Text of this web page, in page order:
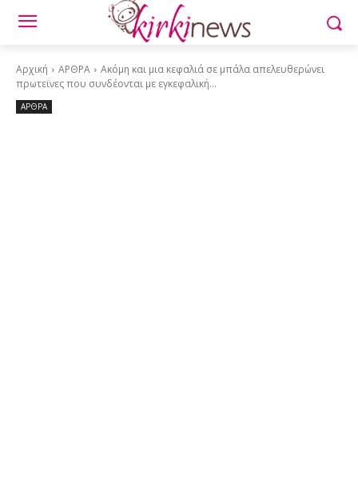
Αρχική ΑΡΘΡΑ
Ακόμη και μια κεφαλιά σε μπάλα απελευθερώνει
πρωτεϊνες που συνδέονται με εγκεφαλική...
ΑΡΘΡΑ